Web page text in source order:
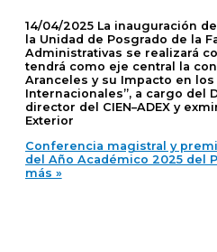
14/04/2025 La inauguración
la Unidad de Posgrado de la
Administrativas se realizará
tendrá como eje central la
Aranceles y su Impacto en
Internacionales”, a cargo del
director del CIEN–ADEX y
Exterior
Conferencia magistral y
del Año Académico 2025 del
más »